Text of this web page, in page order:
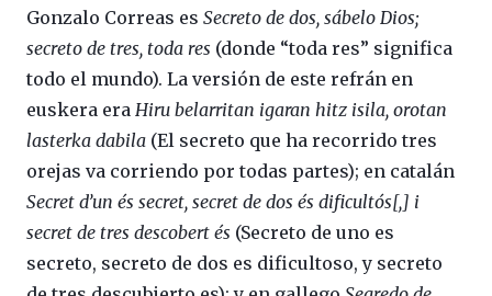
Gonzalo Correas es Secreto de dos, sábelo Dios;
secreto de tres, toda res (donde “toda res” significa
todo el mundo). La versión de este refrán en
euskera era Hiru belarritan igaran hitz isila, orotan
lasterka dabila (El secreto que ha recorrido tres
orejas va corriendo por todas partes); en catalán
Secret d’un és secret, secret de dos és dificultós[,] i
secret de tres descobert és (Secreto de uno es
secreto, secreto de dos es dificultoso, y secreto